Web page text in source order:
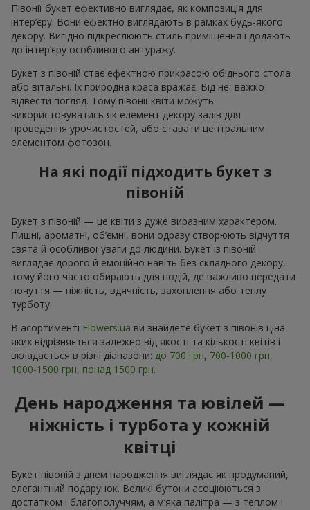
Півонії букет ефективно виглядає, як композиція для
інтер’єру. Вони ефектно виглядають в рамках будь-якого
декору. Вигідно підкреслюють стиль приміщення і додають
до інтер’єру особливого антуражу.
Букет з півоній стає ефектною прикрасою обіднього стола
або вітальні. Їх природна краса вражає. Від неї важко
відвести погляд. Тому півонії квіти можуть
використовуватись як елемент декору залів для
проведення урочистостей, або ставати центральним
елементом фотозон.
На які події підходить букет з
півоній
Букет з півоній — це квіти з дуже виразним характером.
Пишні, ароматні, об’ємні, вони одразу створюють відчуття
свята й особливої уваги до людини. Букет із півоній
виглядає дорого й емоційно навіть без складного декору,
тому його часто обирають для подій, де важливо передати
почуття — ніжність, вдячність, захоплення або теплу
турботу.
В асортименті Flowers.ua ви знайдете букет з півонів ціна
яких відрізняється залежно від якості та кількості квітів і
вкладається в різні діапазони: до 700 грн, 700-1000 грн,
1000-1500 грн, понад 1500 грн.
День народження та ювілей —
ніжність і турбота у кожній
квітці
Букет півоній з днем народження виглядає як продуманий,
елегантний подарунок. Великі бутони асоціюються з
достатком і благополуччям, а м’яка палітра — з теплом і